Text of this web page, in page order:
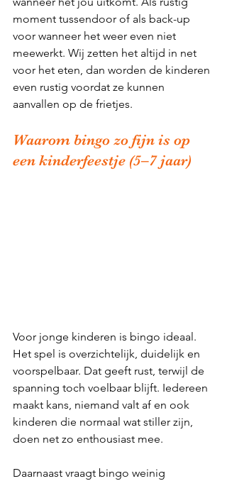
moment tussendoor of als back-up
voor wanneer het weer even niet
meewerkt. Wij zetten het altijd in net
voor het eten, dan worden de kinderen
even rustig voordat ze kunnen
aanvallen op de frietjes.
Waarom bingo zo fijn is op
een kinderfeestje (5–7 jaar)
Voor jonge kinderen is bingo ideaal.
Het spel is overzichtelijk, duidelijk en
voorspelbaar. Dat geeft rust, terwijl de
spanning toch voelbaar blijft. Iedereen
maakt kans, niemand valt af en ook
kinderen die normaal wat stiller zijn,
doen net zo enthousiast mee.
Daarnaast vraagt bingo weinig